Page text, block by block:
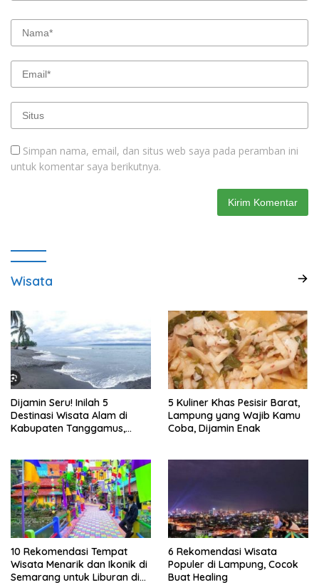
Simpan nama, email, dan situs web saya pada peramban ini
untuk komentar saya berikutnya.
Wisata
Dijamin Seru! Inilah 5
Destinasi Wisata Alam di
Kabupaten Tanggamus,
5 Kuliner Khas Pesisir Barat,
Lampung yang Wajib Kamu
Coba, Dijamin Enak
10 Rekomendasi Tempat
Wisata Menarik dan Ikonik di
Semarang untuk Liburan di
6 Rekomendasi Wisata
Populer di Lampung, Cocok
Buat Healing